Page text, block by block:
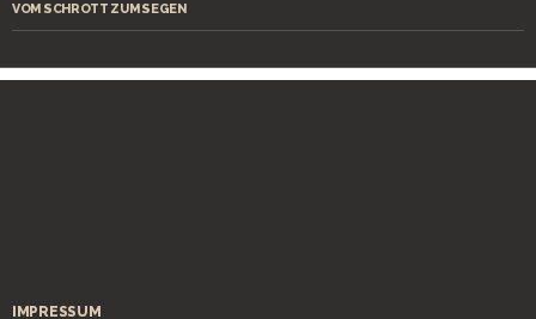
VOM SCHROTT ZUM SEGEN
IMPRESSUM